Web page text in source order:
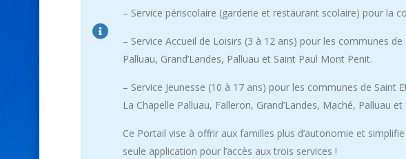
– Service périscolaire (garderie et restaurant scolaire) pour la
– Service Accueil de Loisirs (3 à 12 ans) pour les communes
Palluau, Grand’Landes, Palluau et Saint Paul Mont Penit.
– Service Jeunesse (10 à 17 ans) pour les communes de Saint
La Chapelle Palluau, Falleron, Grand’Landes, Maché, Palluau
Ce Portail vise à offrir aux familles plus d’autonomie et
seule application pour l’accès aux trois services !